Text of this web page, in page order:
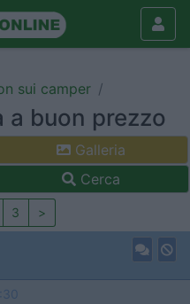
sui camper
buon prezzo
Galleria
Cerca
3 >